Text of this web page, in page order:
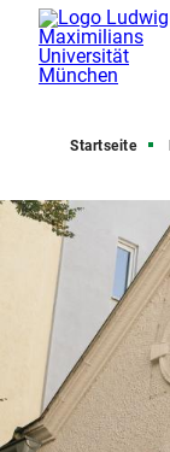
Startseite